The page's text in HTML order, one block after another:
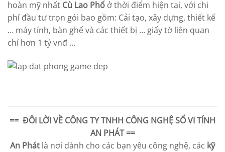
hoàn mỹ nhất Cù Lao Phố ở thời điểm hiện tại, với chi
phí đầu tư trọn gói bao gồm: Cải tạo, xây dựng, thiết kế
… máy tính, bàn ghế và các thiết bị … giấy tờ liên quan
chỉ hơn 1 tỷ vnđ …
== ĐÔI LỜI VỀ CÔNG TY TNHH CÔNG NGHỆ SỐ VI TÍNH
AN PHÁT==
An Phát là nơi dành cho các bạn yêu công nghệ, các kỹ